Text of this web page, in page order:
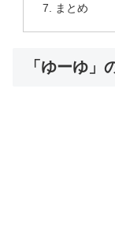
まとめ
「ゆーゆ」